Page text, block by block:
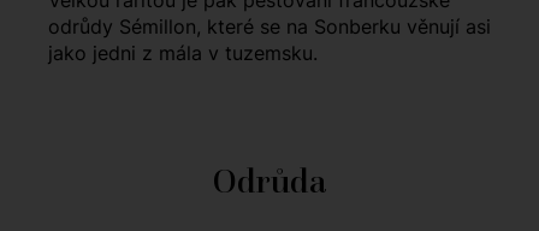
odrůdy Sémillon, které se na Sonberku věnují asi
jako jedni z mála v tuzemsku.
Odrůda